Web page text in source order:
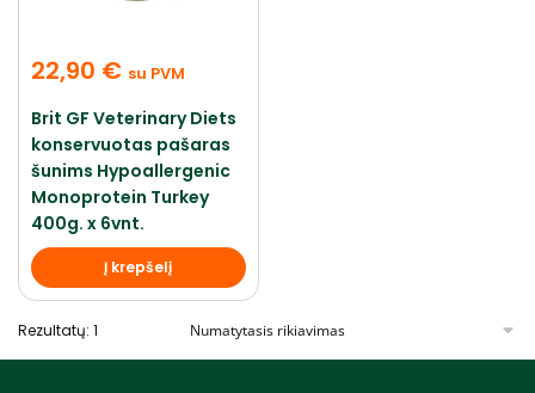
22,90 € su PVM
Brit GF Veterinary Diets
konservuotas pašaras
šunims Hypoallergenic
Monoprotein Turkey
400g. x 6vnt.
Į krepšelį
Rezultatų: 1